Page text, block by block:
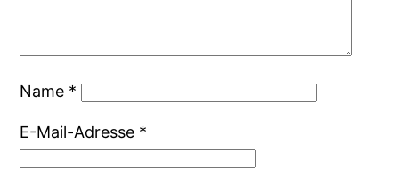
Name *
E-Mail-Adresse *